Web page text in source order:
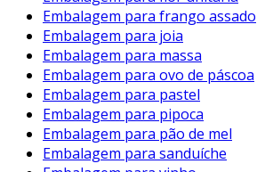
Embalagem para frango assado
Embalagem para joia
Embalagem para massa
Embalagem para ovo de páscoa
Embalagem para pastel
Embalagem para pipoca
Embalagem para pão de mel
Embalagem para sanduíche